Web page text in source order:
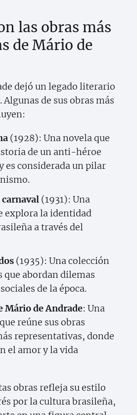
las obras más
de Mário de
dejó un legado literario
de sus obras más
(1928): Una novela que
de un anti-héroe
es considerada un pilar
carnaval (1931): Una
explora la identidad
a través del
(1935): Una colección
que abordan dilemas
de la época.
Mário de Andrade: Una
reúne sus obras
representativas, donde
el amor y la vida
obras refleja su estilo
por la cultura brasileña,